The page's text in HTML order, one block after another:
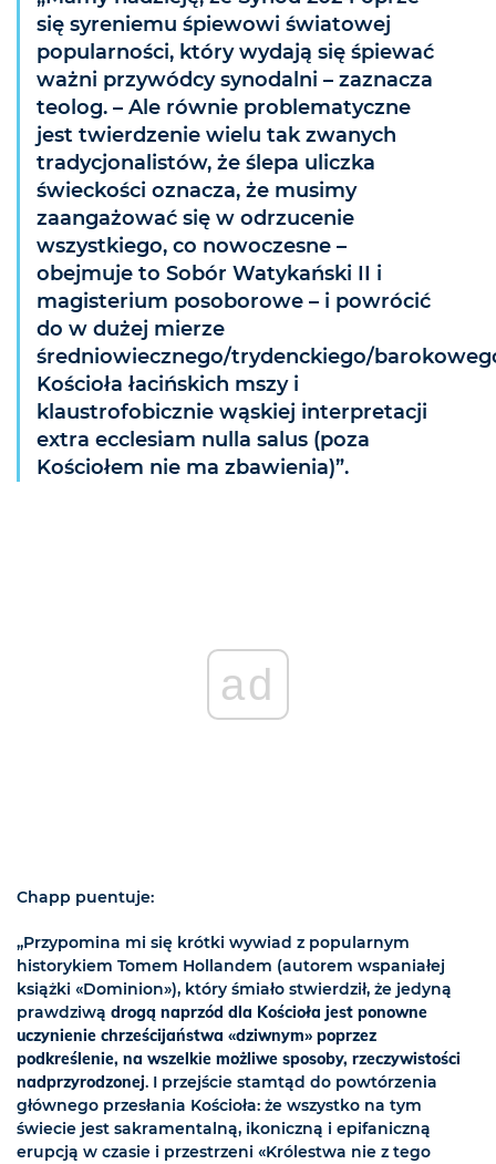
się syreniemu śpiewowi światowej
popularności, który wydają się śpiewać
ważni przywódcy synodalni – zaznacza
teolog. – Ale równie problematyczne
jest twierdzenie wielu tak zwanych
tradycjonalistów, że ślepa uliczka
świeckości oznacza, że ​​musimy
zaangażować się w odrzucenie
wszystkiego, co nowoczesne –
obejmuje to Sobór Watykański II i
magisterium posoborowe – i powrócić
do w dużej mierze
średniowiecznego/trydenckiego/
Kościoła łacińskich mszy i
klaustrofobicznie wąskiej interpretacji
extra ecclesiam nulla salus (poza
Kościołem nie ma zbawienia)”.
ad
Chapp puentuje:
„Przypomina mi się krótki wywiad z popularnym
historykiem Tomem Hollandem (autorem wspaniałej
książki «Dominion»), który śmiało stwierdził, że jedyną
prawdziwą drogą naprzód dla Kościoła jest ponowne
uczynienie chrześcijaństwa «dziwnym» poprzez
podkreślenie, na wszelkie możliwe sposoby, rzeczywistości
nadprzyrodzonej. I przejście stamtąd do powtórzenia
głównego przesłania Kościoła: że wszystko na tym
świecie jest sakramentalną, ikoniczną i epifaniczną
erupcją w czasie i przestrzeni «Królestwa nie z tego